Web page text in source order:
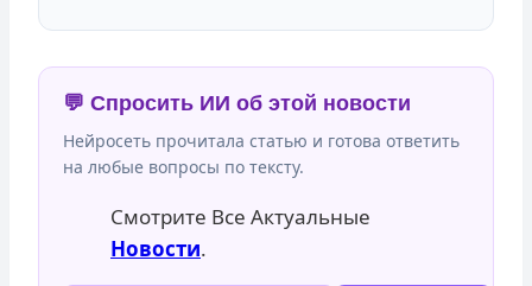
💬 Спросить ИИ об этой новости
Нейросеть прочитала статью и готова ответить
на любые вопросы по тексту.
Смотрите Все Актуальные
Новости.